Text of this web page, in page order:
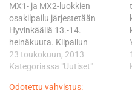
MX1- ja MX2-luokkien
osakilpailu järjestetään
Hyvinkäällä 13.-14.
heinäkuuta. Kilpailun
järjestäjänä toimii Suomen
Moottoriliitto ry ja Hyvinkään
23 toukokuun, 2013
Kategoriassa "Uutiset"
Odotettu vahvistus: